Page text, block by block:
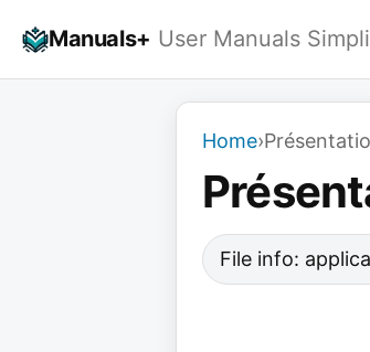
Manuals+ User Manuals
Home›
File info: